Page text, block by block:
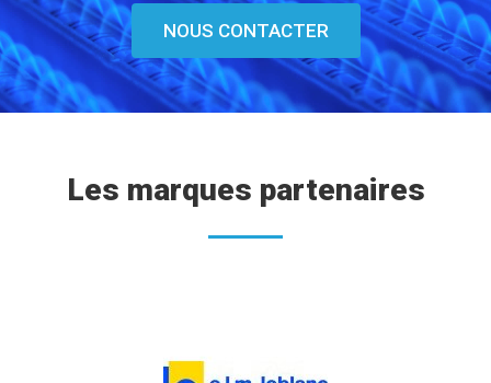
NOUS CONTACTER
Les marques partenaires